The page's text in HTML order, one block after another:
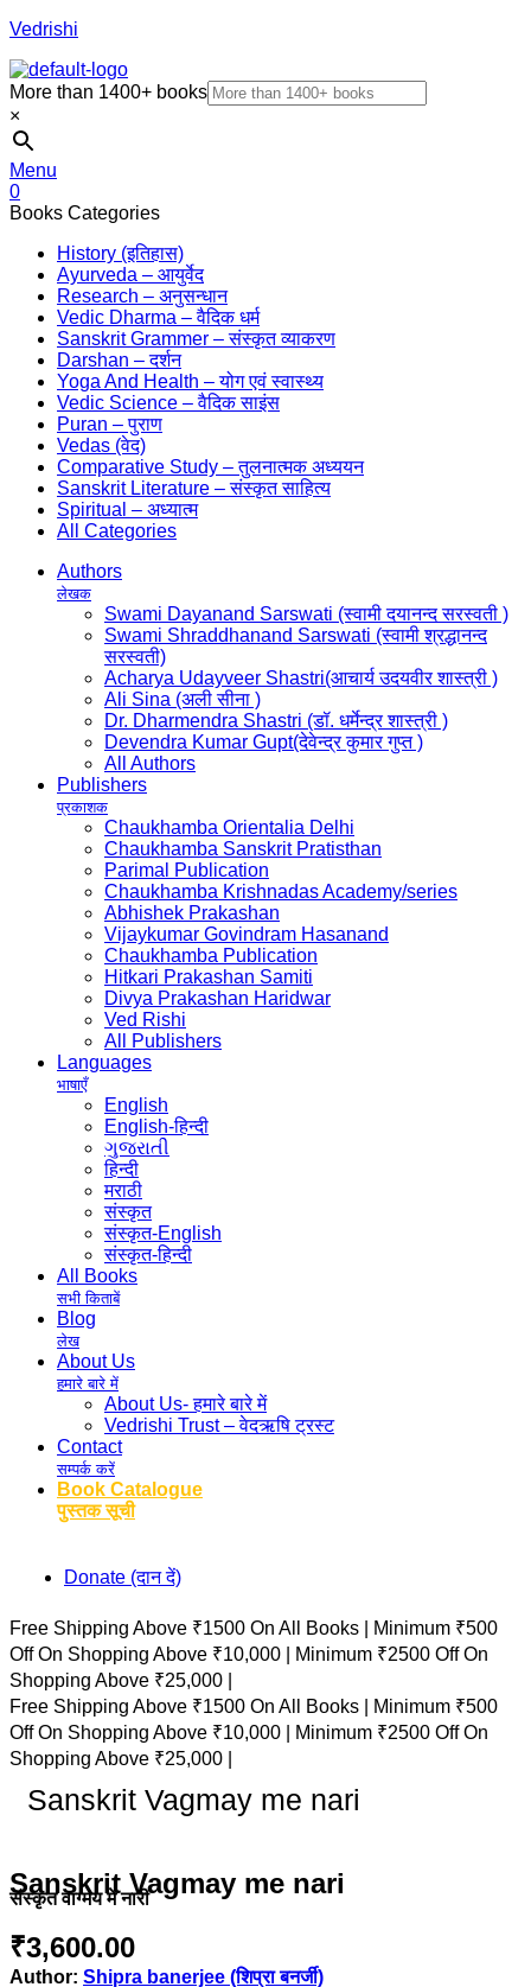
Vedrishi
More than 1400+ books
×
Menu
0
Books Categories
History (इतिहास)
Ayurveda – आयुर्वेद
Research – अनुसन्धान
Vedic Dharma – वैदिक धर्म
Sanskrit Grammer – संस्कृत व्याकरण
Darshan – दर्शन
Yoga And Health – योग एवं स्वास्थ्य
Vedic Science – वैदिक साइंस
Puran – पुराण
Vedas (वेद)
Comparative Study – तुलनात्मक अध्ययन
Sanskrit Literature – संस्कृत साहित्य
Spiritual – अध्यात्म
All Categories
Authors
लेखक
Swami Dayanand Sarswati (स्वामी दयानन्द सरस्वती )
Swami Shraddhanand Sarswati (स्वामी श्रद्धानन्द
सरस्वती)
Acharya Udayveer Shastri(आचार्य उदयवीर शास्त्री )
Ali Sina (अली सीना )
Dr. Dharmendra Shastri (डॉ. धर्मेन्द्र शास्त्री )
Devendra Kumar Gupt(देवेन्द्र कुमार गुप्त )
All Authors
Publishers
प्रकाशक
Chaukhamba Orientalia Delhi
Chaukhamba Sanskrit Pratisthan
Parimal Publication
Chaukhamba Krishnadas Academy/series
Abhishek Prakashan
Vijaykumar Govindram Hasanand
Chaukhamba Publication
Hitkari Prakashan Samiti
Divya Prakashan Haridwar
Ved Rishi
All Publishers
Languages
भाषाएँ
English
English-हिन्दी
ગુજરાતી
हिन्दी
मराठी
संस्कृत
संस्कृत-English
संस्कृत-हिन्दी
All Books
सभी किताबें
Blog
लेख
About Us
हमारे बारे में
About Us- हमारे बारे में
Vedrishi Trust – वेदऋषि ट्रस्ट
Contact
सम्पर्क करें
Book Catalogue
पुस्तक सूची
Donate (दान दें)
Free Shipping Above ₹1500 On All Books |
Minimum ₹500
Off On Shopping Above ₹10,000 |
Minimum ₹2500 Off On
Shopping Above ₹25,000 |
Free Shipping Above ₹1500 On All Books |
Minimum ₹500
Off On Shopping Above ₹10,000 |
Minimum ₹2500 Off On
Shopping Above ₹25,000 |
Sanskrit Vagmay me nari
संस्कृत वांग्मय में नारी
Sanskrit Vagmay me nari
₹3,600.00
Author: Shipra banerjee (शिप्रा बनर्जी)